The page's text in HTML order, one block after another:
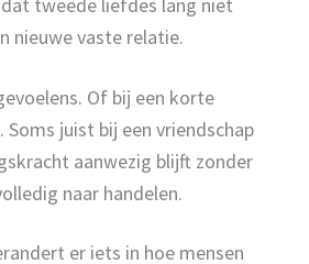
tweede liefdes lang niet
nieuwe vaste relatie.
Of bij een korte
Soms juist bij een vriendschap
aanwezig blijft zonder
naar handelen.
er iets in hoe mensen